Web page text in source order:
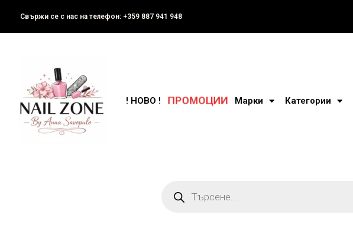
Свържи се с нас на телефон: +359 887 941 948
! НОВО ! ПРОМОЦИИ Марки Категории